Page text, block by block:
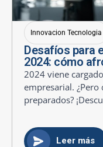
Innovacion Tecnologia
Desafíos para
2024: cómo
2024 viene
empresarial. ¿Pero
preparados?
Leer más